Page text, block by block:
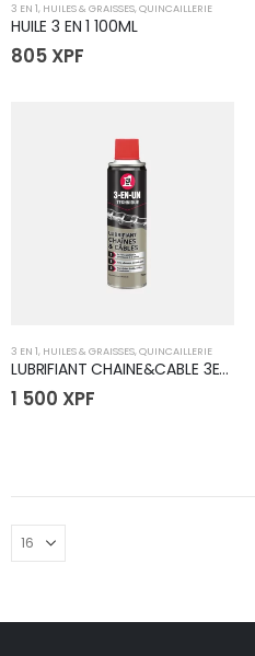
3 EN 1, HUILES & GRAISSES, QUINCAILLERIE
HUILE 3 EN 1 100ML
805 XPF
3 EN 1, HUILES & GRAISSES, QUINCAILLERIE
LUBRIFIANT CHAINE&CABLE 3EN1 250ML
1 500 XPF